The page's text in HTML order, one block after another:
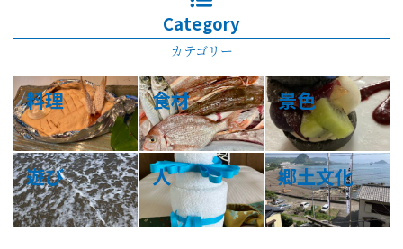
Category
カテゴリー
料理 食材 景色
遊び 人 郷土文化